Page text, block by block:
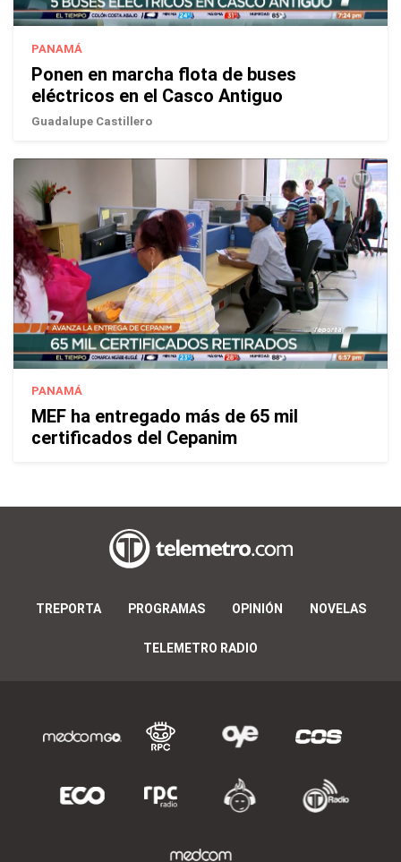
PANAMÁ
Ponen en marcha flota de buses
eléctricos en el Casco Antiguo
Guadalupe Castillero
PANAMÁ
MEF ha entregado más de 65 mil
certificados del Cepanim
TREPORTA PROGRAMAS OPINIÓN NOVELAS
TELEMETRO RADIO